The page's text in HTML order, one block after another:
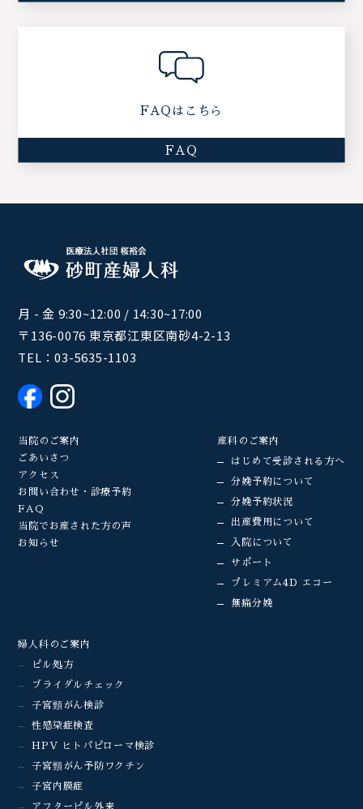
FAQはこちら
FAQ
月 - 金 9:30~12:00 / 14:30~17:00
〒136-0076 東京都江東区南砂4-2-13
TEL：03-5635-1103
当院のご案内
ごあいさつ
アクセス
お問い合わせ・診療予約
FAQ
当院でお産された方の声
お知らせ
産科のご案内
はじめて受診される方へ
分娩予約について
分娩予約状況
出産費用について
入院について
サポート
プレミアム4D エコー
無痛分娩
婦人科のご案内
ピル処方
ブライダルチェック
子宮頸がん検診
性感染症検査
HPV ヒトパピローマ検診
子宮頸がん予防ワクチン
子宮内膜症
アフターピル外来